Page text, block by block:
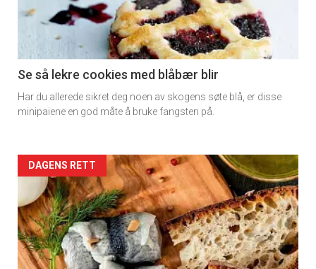
-
section
11
Dagens
Se så lekre cookies med blåbær blir
Har du allerede sikret deg noen av skogens søte blå, er disse
minipaiene en god måte å bruke fangsten på.
Artikler
detail
-
section
DAGENS RETT